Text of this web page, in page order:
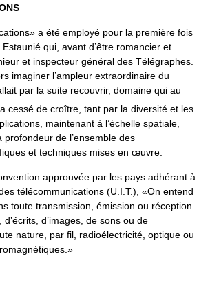
a été employé pour la première fois
qui, avant d’être romancier et
et inspecteur général des Télégraphes.
imaginer l’ampleur extraordinaire du
par la suite recouvrir, domaine qui au
cessé de croître, tant par la diversité et les
maintenant à l’échelle spatiale,
profondeur de l’ensemble des
et techniques mises en œuvre.
approuvée par les pays adhérant à
télécommunications (U.I.T.), «On entend
toute transmission, émission ou réception
d’images, de sons ou de
nature, par fil, radioélectricité, optique ou